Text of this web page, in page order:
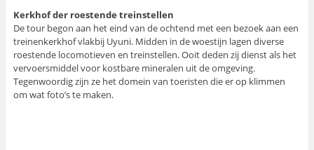
Kerkhof der roestende treinstellen
De tour begon aan het eind van de ochtend met een bezoek aan een
treinenkerkhof vlakbij Uyuni. Midden in de woestijn lagen diverse
roestende locomotieven en treinstellen. Ooit deden zij dienst als het
vervoersmiddel voor kostbare mineralen uit de omgeving.
Tegenwoordig zijn ze het domein van toeristen die er op klimmen
om wat foto’s te maken.